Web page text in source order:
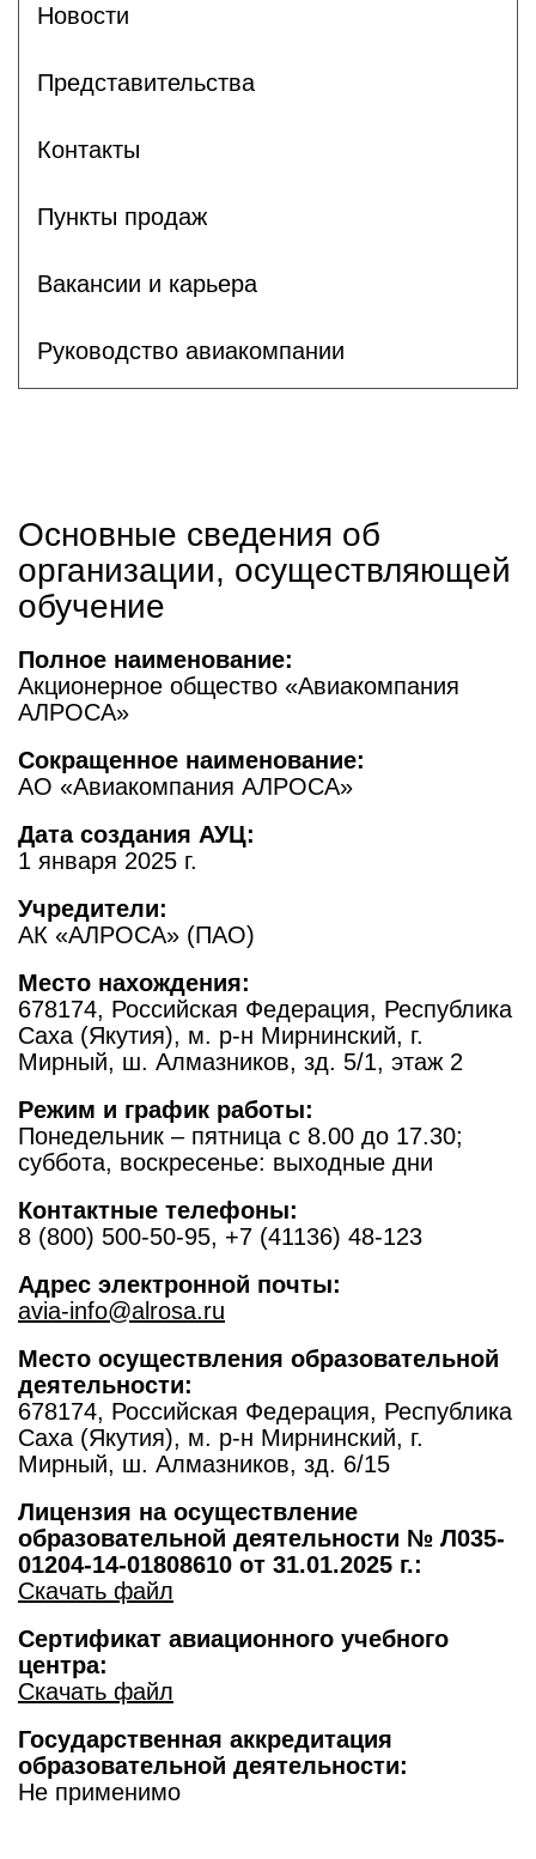
Новости
Представительства
Контакты
Пункты продаж
Вакансии и карьера
Руководство авиакомпании
Основные сведения об
организации, осуществляющей
обучение
Полное наименование:
Акционерное общество «Авиакомпания
АЛРОСА»
Сокращенное наименование:
АО «Авиакомпания АЛРОСА»
Дата создания АУЦ:
1 января 2025 г.
Учредители:
АК «АЛРОСА» (ПАО)
Место нахождения:
678174, Российская Федерация, Республика
Саха (Якутия), м. р-н Мирнинский, г.
Мирный, ш. Алмазников, зд. 5/1, этаж 2
Режим и график работы:
Понедельник – пятница с 8.00 до 17.30;
суббота, воскресенье: выходные дни
Контактные телефоны:
8 (800) 500-50-95, +7 (41136) 48-123
Адрес электронной почты:
avia-info@alrosa.ru
Место осуществления образовательной
деятельности:
678174, Российская Федерация, Республика
Саха (Якутия), м. р-н Мирнинский, г.
Мирный, ш. Алмазников, зд. 6/15
Лицензия на осуществление
образовательной деятельности № Л035-
01204-14-01808610 от 31.01.2025 г.:
Скачать файл
Сертификат авиационного учебного
центра:
Скачать файл
Государственная аккредитация
образовательной деятельности:
Не применимо